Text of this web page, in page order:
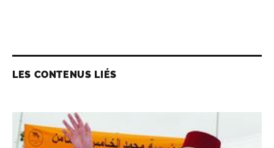
LES CONTENUS LIÉS